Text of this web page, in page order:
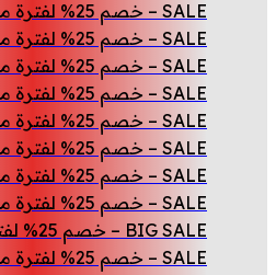
SALE – خصم 25% لفترة محدودة ⚡